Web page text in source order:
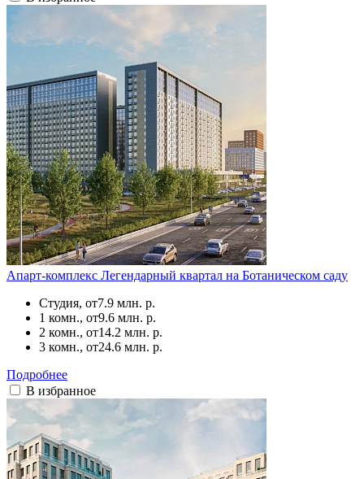
Апарт-комплекс Легендарный квартал на Ботаническом саду
Студия, от7.9 млн. р.
1 комн., от9.6 млн. р.
2 комн., от14.2 млн. р.
3 комн., от24.6 млн. р.
Подробнее
В избранное